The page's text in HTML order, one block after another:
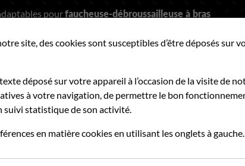
pourfaucheuse-débroussailleuse à bras
PIÈCES D'USURE OÙ TROUVER NOS
téléphonique et administrative assurée durant
site, des cookies sont susceptibles d’être déposés sur
déposé sur votre appareil à l’occasion de la visite de
à votre navigation, de permettre le bon
suivi statistique de son activité.
en matière cookies en utilisant les onglets à gauche.